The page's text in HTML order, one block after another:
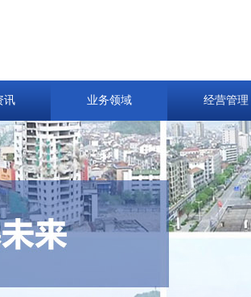
讯 业务领域 经营管理